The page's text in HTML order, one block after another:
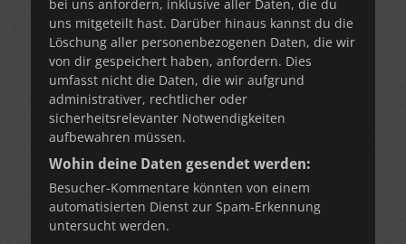
bei uns anfordern, inklusive aller Daten, die du
uns mitgeteilt hast. Darüber hinaus kannst du die
Löschung aller personenbezogenen Daten, die wir
von dir gespeichert haben, anfordern. Dies
umfasst nicht die Daten, die wir aufgrund
administrativer, rechtlicher oder
sicherheitsrelevanter Notwendigkeiten
aufbewahren müssen.
Wohin deine Daten gesendet werden:
Besucher-Kommentare könnten von einem
automatisierten Dienst zur Spam-Erkennung
untersucht werden.